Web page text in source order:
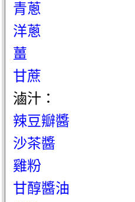
青蔥
洋蔥
薑
甘蔗
滷汁：
辣豆瓣醬
沙茶醬
雞粉
甘醇醬油